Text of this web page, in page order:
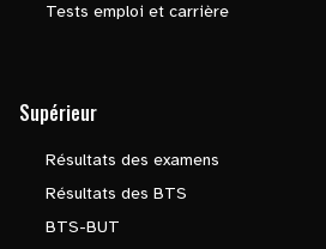
Tests emploi et carrière
Supérieur
Résultats des examens
Résultats des BTS
BTS-BUT